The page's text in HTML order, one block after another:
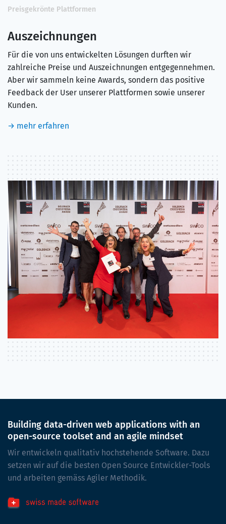
Preisgekrönte Plattformen
Auszeichnungen
Für die von uns entwickelten Lösungen durften wir
zahlreiche Preise und Auszeichnungen entgegennehmen.
Aber wir sammeln keine Awards, sondern das positive
Feedback der User unserer Plattformen sowie unserer
Kunden.
→ mehr erfahren
Building data-driven web applications with an
open-source toolset and an agile mindset
Wir entwickeln qualitativ hochstehende Software. Dazu
setzen wir auf die besten Open Source Entwickler-Tools
und arbeiten gemäss Agiler Methodik.